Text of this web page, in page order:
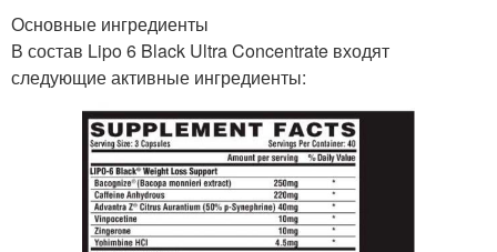
Основные ингредиенты
В состав Lipo 6 Black Ultra Concentrate входят
следующие активные ингредиенты: